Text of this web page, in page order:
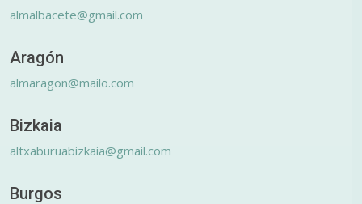
almalbacete@gmail.com
Aragón
almaragon@mailo.com
Bizkaia
altxaburuabizkaia@gmail.com
Burgos